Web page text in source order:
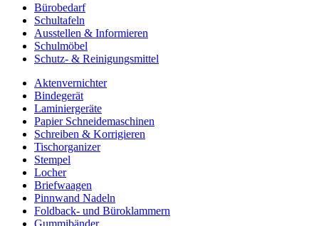
Bürobedarf
Schultafeln
Ausstellen & Informieren
Schulmöbel
Schutz- & Reinigungsmittel
Aktenvernichter
Bindegerät
Laminiergeräte
Papier Schneidemaschinen
Schreiben & Korrigieren
Tischorganizer
Stempel
Locher
Briefwaagen
Pinnwand Nadeln
Foldback- und Büroklammern
Gummibänder